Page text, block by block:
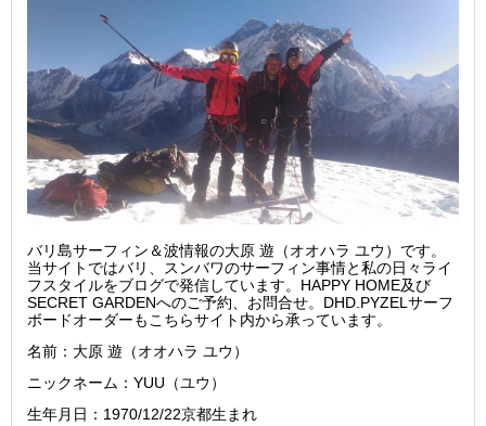
バリ島サーフィン＆波情報の大原 遊（オオハラ ユウ）です。
当サイトではバリ、スンバワのサーフィン事情と私の日々ライ
フスタイルをブログで発信しています。HAPPY HOME及び
SECRET GARDENへのご予約、お問合せ。DHD.PYZELサーフ
ボードオーダーもこちらサイト内から承っています。
名前：大原 遊（オオハラ ユウ）
ニックネーム：YUU（ユウ）
生年月日：1970/12/22京都生まれ